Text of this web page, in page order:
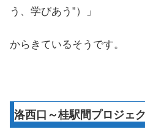
う、学びあう”）」
からきているそうです。
洛西口～桂駅間プロジェ